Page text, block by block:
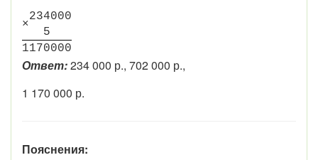
×
234000
5
1170000
Ответ:234 000 р., 702 000 р.,
1 170 000 р.
Пояснения: